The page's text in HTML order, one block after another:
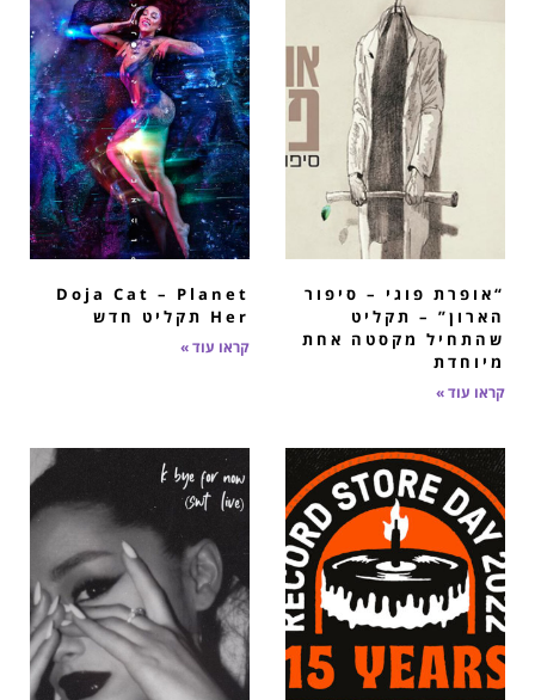
“אופרת פוגי – סיפור
הארון” – תקליט
שהתחיל מקסטה אחת
מיוחדת
קראו עוד »
Doja Cat – Planet
Her תקליט חדש
קראו עוד »